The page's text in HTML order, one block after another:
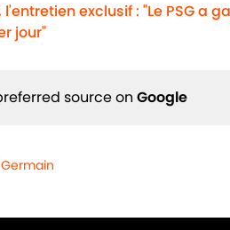
l'entretien exclusif : "Le PSG a
jour"
source on Google